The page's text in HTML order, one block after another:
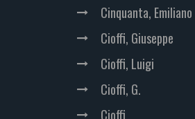
Cinquanta, Emiliano
Cioffi, Giuseppe
Cioffi, Luigi
Cioffi, G.
Cioffi